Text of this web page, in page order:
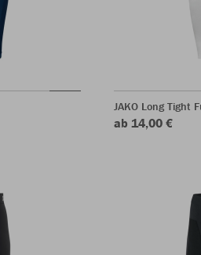
JAKO Long Tight
ab 14,00 €